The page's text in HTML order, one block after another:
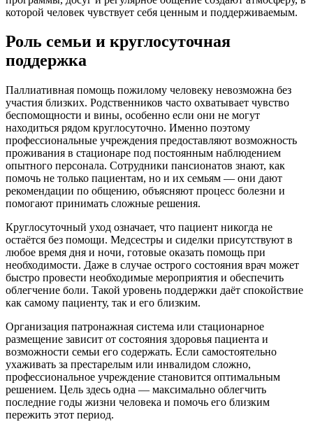
которой человек чувствует себя ценным и поддерживаемым.
Роль семьи и круглосуточная
поддержка
Паллиативная помощь пожилому человеку невозможна без
участия близких. Родственников часто охватывает чувство
беспомощности и вины, особенно если они не могут
находиться рядом круглосуточно. Именно поэтому
профессиональные учреждения предоставляют возможность
проживания в стационаре под постоянным наблюдением
опытного персонала. Сотрудники пансионатов знают, как
помочь не только пациентам, но и их семьям — они дают
рекомендации по общению, объясняют процесс болезни и
помогают принимать сложные решения.
Круглосуточный уход означает, что пациент никогда не
остаётся без помощи. Медсестры и сиделки присутствуют в
любое время дня и ночи, готовые оказать помощь при
необходимости. Даже в случае острого состояния врач может
быстро провести необходимые мероприятия и обеспечить
облегчение боли. Такой уровень поддержки даёт спокойствие
как самому пациенту, так и его близким.
Организация патронажная система или стационарное
размещение зависит от состояния здоровья пациента и
возможности семьи его содержать. Если самостоятельно
ухаживать за престарелым или инвалидом сложно,
профессиональное учреждение становится оптимальным
решением. Цель здесь одна — максимально облегчить
последние годы жизни человека и помочь его близким
пережить этот период.